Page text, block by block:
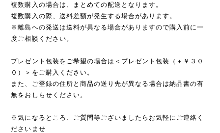
複数購入の場合は、まとめての配送となります。
複数購入の際、送料差額が発生する場合があります。
※離島への発送は送料が異なる場合がありますので購入前に一
度ご相談ください。
プレゼント包装をご希望の場合は＜プレゼント包装（＋￥３０
０）＞をご購入ください。
また、ご登録の住所と商品の送り先が異なる場合は納品書の有
無をおしらせください。
※気になるところ、ご質問等ございましたらお気軽にご連絡く
ださいませ